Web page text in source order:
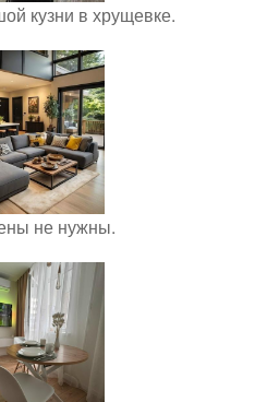
кузни в хрущевке.
не нужны.